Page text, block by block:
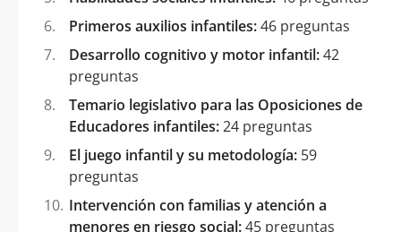
Primeros auxilios infantiles:46 preguntas
Desarrollo cognitivo y motor infantil:42
preguntas
Temario legislativo para las Oposiciones de
Educadores infantiles:24 preguntas
El juego infantil y su metodología: 59
preguntas
Intervención con familias y atención a
menores en riesgo social:45 preguntas